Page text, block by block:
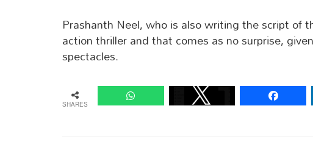
Prashanth Neel, who is also writing the script of
action thriller and that comes as no surprise,
spectacles.
SHARES